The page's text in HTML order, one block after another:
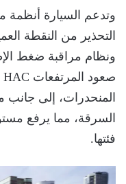
وتدعم السيارة أنظمة
التحذير من النقطة
المنحدرات، إلى
السرقة، مما يرفع
فئتها.